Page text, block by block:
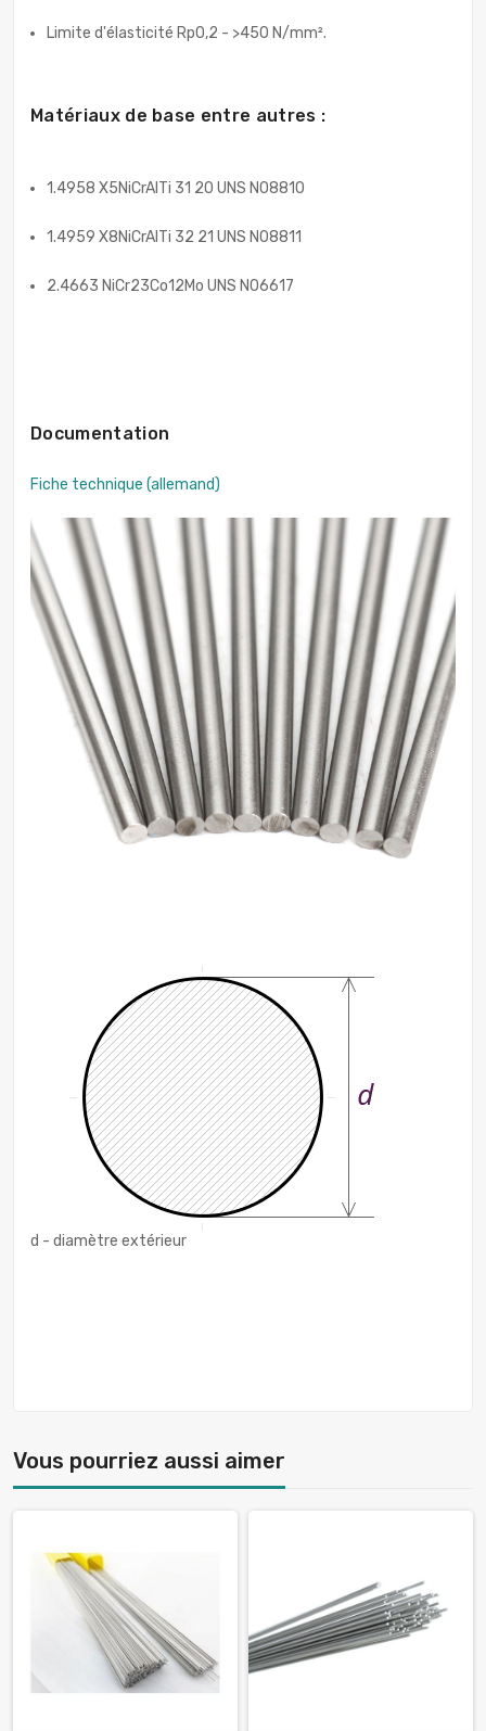
Limite d'élasticité Rp0,2 - >450 N/mm².
Matériaux de base entre autres :
1.4958 X5NiCrAlTi 31 20 UNS N08810
1.4959 X8NiCrAlTi 32 21 UNS N08811
2.4663 NiCr23Co12Mo UNS N06617
Documentation
Fiche technique (allemand)
d - diamètre extérieur
Vous pourriez aussi aimer